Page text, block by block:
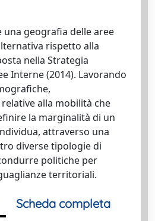
una geografia delle aree
rispetto alla
nella Strategia
Interne (2014). Lavorando
alla mobilità che
la marginalità di un
attraverso una
diverse tipologie di
politiche per
territoriali.
Scheda completa